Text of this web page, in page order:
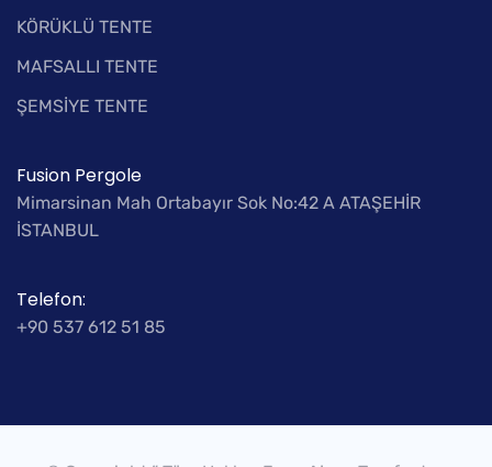
KÖRÜKLÜ TENTE
MAFSALLI TENTE
ŞEMSİYE TENTE
Fusion Pergole
Mimarsinan Mah Ortabayır Sok No:42 A ATAŞEHİR
İSTANBUL
Telefon:
+90 537 612 51 85